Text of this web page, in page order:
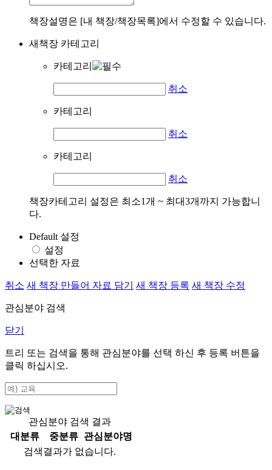
책장설명은 [내 책장/책장목록]에서 수정할 수 있습니다.
새책장 카테고리
카테고리
취소
카테고리
취소
카테고리
취소
책장카테고리 설정은 최소1개 ~ 최대3개까지 가능합니
다.
Default 설정
설정
선택한 자료
취소 새 책장 만들어 자료 담기 새 책장 등록 새 책장 수정
관심분야 검색
닫기
트리 또는 검색을 통해 관심분야를 선택 하신 후 등록 버튼을
클릭 하십시오.
관심분야 검색 결과
대분류
중분류
관심분야명
검색결과가 없습니다.